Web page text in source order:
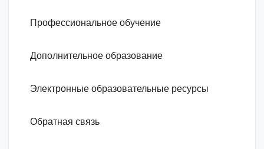
Профессиональное обучение
Дополнительное образование
Электронные образовательные ресурсы
Обратная связь